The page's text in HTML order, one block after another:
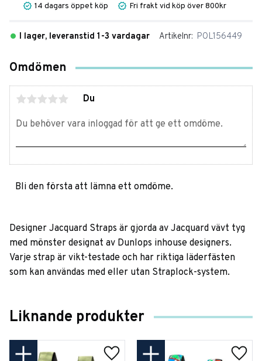
14 dagars öppet köp Fri frakt vid köp över 800kr
I lager, leveranstid 1-3 vardagar Artikelnr POL156449
Omdömen
Du
Bli den första att lämna ett omdöme.
Designer Jacquard Straps är gjorda av Jacquard vävt tyg
med mönster designat av Dunlops inhouse designers.
Varje strap är vikt-testade och har riktiga läderfästen
som kan användas med eller utan Straplock-system.
Liknande produkter